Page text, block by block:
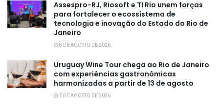
Assespro-RJ, Riosoft e TI Rio unem forças
para fortalecer o ecossistema de
tecnologia e inovação do Estado do Rio de
Janeiro
8 DE AGOSTO DE 2026
Uruguay Wine Tour chega ao Rio de Janeiro
com experiências gastronômicas
harmonizadas a partir de 13 de agosto
7 DE AGOSTO DE 2026